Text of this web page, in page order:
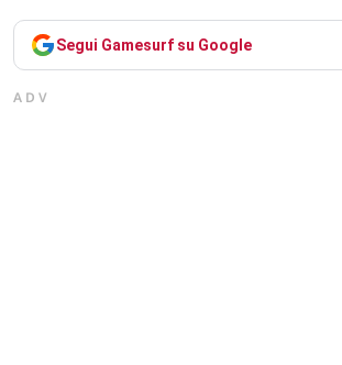
Segui Gamesurf su Google
ADV